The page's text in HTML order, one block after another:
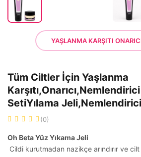
YAŞLANMA KARŞITI
Tüm Ciltler İçin Yaşlanma
SetiYılama Jeli,Nemlendirici
(0)
Oh Beta Yüz Yıkama Jeli
Cildi kurutmadan nazikçe arındırır ve